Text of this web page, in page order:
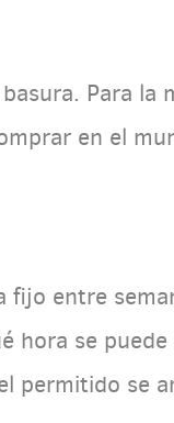
Para la
en el
fijo entre
hora se
permitido se